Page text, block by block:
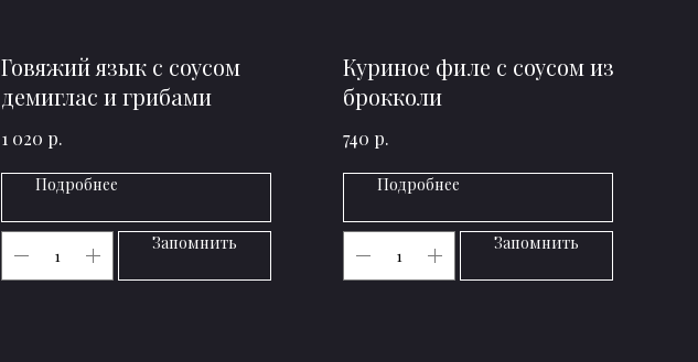
Говяжий язык с соусом
демиглас и грибами
1 020 р.
Подробнее
Запомнить
Куриное филе с соусом из
брокколи
740 р.
Подробнее
Запомнить